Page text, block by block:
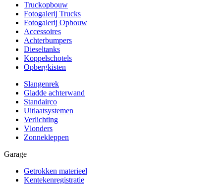
Truckopbouw
Fotogalerij Trucks
Fotogalerij Opbouw
Accessoires
Achterbumpers
Dieseltanks
Koppelschotels
Opbergkisten
Slangenrek
Gladde achterwand
Standairco
Uitlaatsystemen
Verlichting
Vlonders
Zonnekleppen
Garage
Getrokken materieel
Kentekenregistratie